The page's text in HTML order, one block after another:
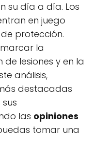
su día a día. Los
en juego
protección.
la
lesiones y en la
análisis,
destacadas
las opiniones
tomar una